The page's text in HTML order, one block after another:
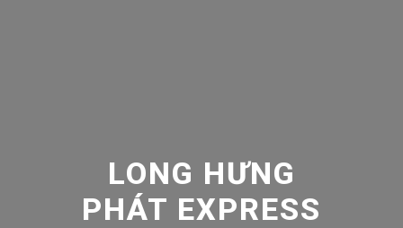
LONG HƯNG
PHÁT EXPRESS